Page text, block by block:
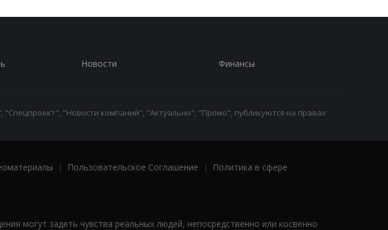
Новости Финансы
"Новости компаний", "Актуально", "Промо", публикуются на правах
| Пользовательское Соглашение |
Политика в сфере
могут задеть чувства реальных людей, непосредственно или косвенно